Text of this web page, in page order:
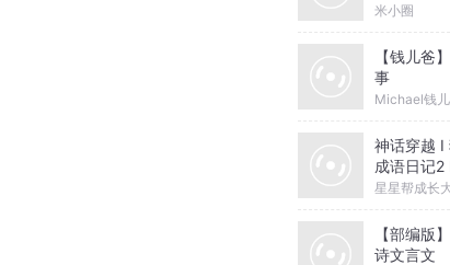
米小圈
【钱儿爸
事
Michael钱
神话穿越 I
成语日记2
星星帮成长
【部编版
诗文言文